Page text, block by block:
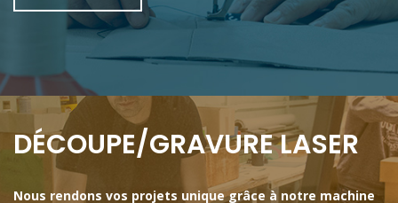
DÉCOUPE/GRAVURE LASER
Nous rendons vos projets unique grâce à notre machine